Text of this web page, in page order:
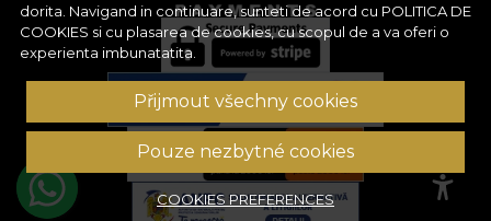
dorita. Navigand in continuare, sunteti de acord cu POLITICA DE
COOKIES si cu plasarea de cookies, cu scopul de a va oferi o
experienta imbunatatita.
Přijmout všechny cookies
Pouze nezbytné cookies
COOKIES PREFERENCES